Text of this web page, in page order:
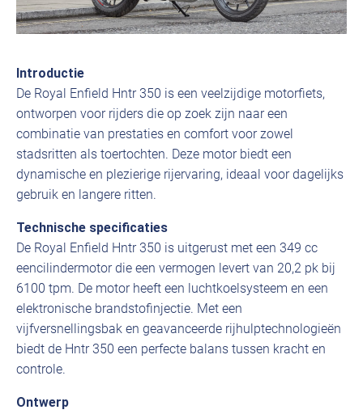
Introductie
De Royal Enfield Hntr 350 is een veelzijdige motorfiets,
ontworpen voor rijders die op zoek zijn naar een
combinatie van prestaties en comfort voor zowel
stadsritten als toertochten. Deze motor biedt een
dynamische en plezierige rijervaring, ideaal voor dagelijks
gebruik en langere ritten.
Technische specificaties
De Royal Enfield Hntr 350 is uitgerust met een 349 cc
eencilindermotor die een vermogen levert van 20,2 pk bij
6100 tpm. De motor heeft een luchtkoelsysteem en een
elektronische brandstofinjectie. Met een
vijfversnellingsbak en geavanceerde rijhulptechnologieën
biedt de Hntr 350 een perfecte balans tussen kracht en
controle.
Ontwerp